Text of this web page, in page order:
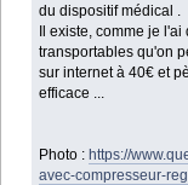
du dispositif médical .
Il existe, comme je
transportables qu'on
sur internet à 40€ et
efficace ...
Photo : https://
avec-compresseur-